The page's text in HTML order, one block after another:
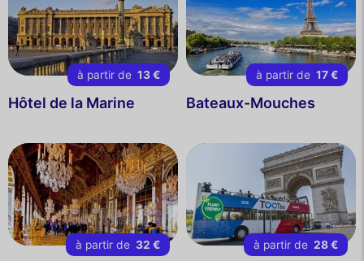
à partir de 13 €
Hôtel de la Marine
à partir de 17 €
Bateaux-Mouches
à partir de 32 € à partir de 28 €